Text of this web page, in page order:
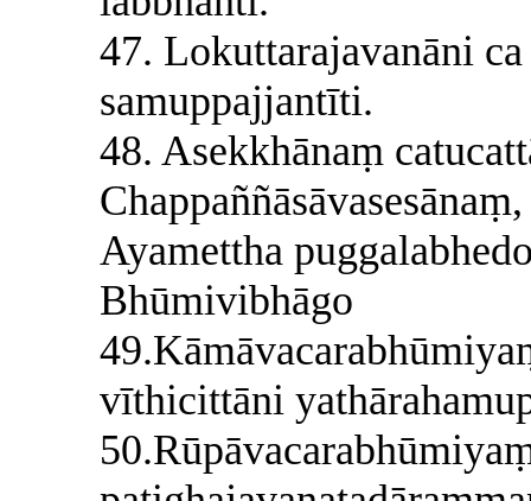
47. Lokuttarajavanāni
samuppajjantīti.
48. Asekkhānaṃ
Ayamettha
Bhūmivibhāgo
vīthicittāni